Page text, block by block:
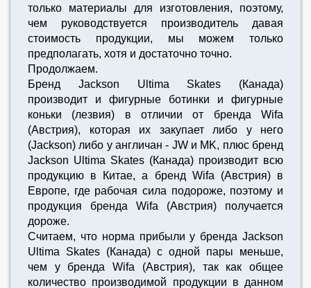
только материалы для изготовления, поэтому,
чем руководствуется производитель давая
стоимость продукции, мы можем только
предполагать, хотя и достаточно точно.
Продолжаем.
Бренд Jackson Ultima Skates (Канада)
производит и фигурные ботинки и фигурные
коньки (лезвия) в отличии от бренда Wifa
(Австрия), которая их закупает либо у него
(Jackson) либо у англичан - JW и MK, плюс бренд
Jackson Ultima Skates (Канада) производит всю
продукцию в Китае, а бренд Wifa (Австрия) в
Европе, где рабочая сила подороже, поэтому и
продукция бренда Wifa (Австрия) получается
дороже.
Считаем, что норма прибыли у бренда Jackson
Ultima Skates (Канада) с одной пары меньше,
чем у бренда Wifa (Австрия), так как общее
количество производимой продукции в данном